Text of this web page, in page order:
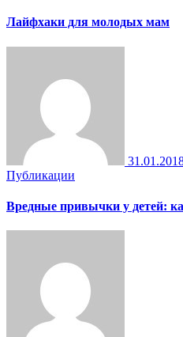
Лайфхаки для молодых мам
Публикации
Вредные привычки у детей: